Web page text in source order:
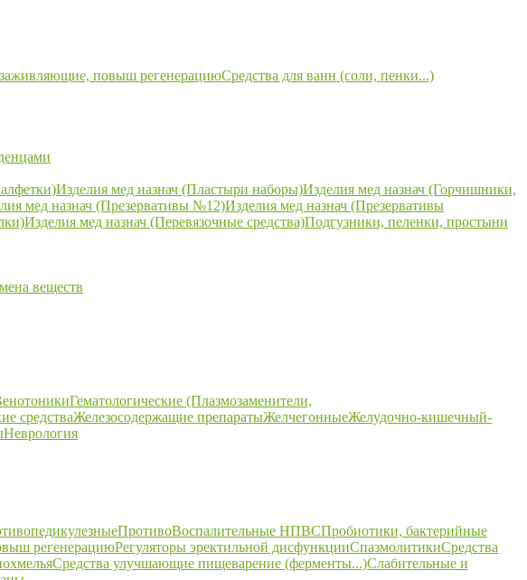
повыш регенерациюСредства для ванн (соли, пенки...)
Изделия мед назнач (Пластыри наборы)Изделия мед назнач (Горчишники,
мед назнач (Презервативы №12)Изделия мед назнач (Презервативы
Изделия мед назнач (Перевязочные средства)Подгузники, пеленки, простыни
веществ
Гематологические (Плазмозаменители,
средстваЖелезосодержащие препаратыЖелчегонныеЖелудочно-кишечный-
Неврология
ПротивоВоспалительные НПВСПробиотики, бактерийные
регенерациюРегуляторы эректильной дисфункцииСпазмолитикиСредства
Средства улучшающие пищеварение (ферменты...)Слабительные и